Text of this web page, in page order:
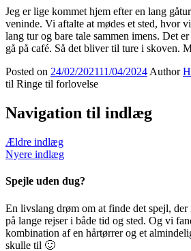
Jeg er lige kommet hjem efter en lang
veninde. Vi aftalte at mødes et sted, hvor
lang tur og bare tale sammen imens. Det
gå på café. Så det bliver til ture i skoven.
Posted on 24/02/202111/04/2024 Author
til Ringe til forlovelse
Navigation til indlæg
Ældre indlæg
Nyere indlæg
Spejle uden dug?
En livslang drøm om at finde det spejl,
på lange rejser i både tid og sted. Og vi
kombination af en hårtørrer og et
skulle til 🙂